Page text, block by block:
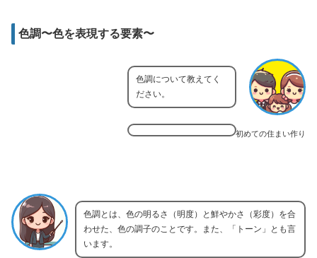
色調〜色を表現する要素〜
初めての住まい作り
色調について教えてく
ださい。
色調とは、色の明るさ（明度）と鮮やかさ（彩度）を合
わせた、色の調子のことです。また、「トーン」とも言
います。